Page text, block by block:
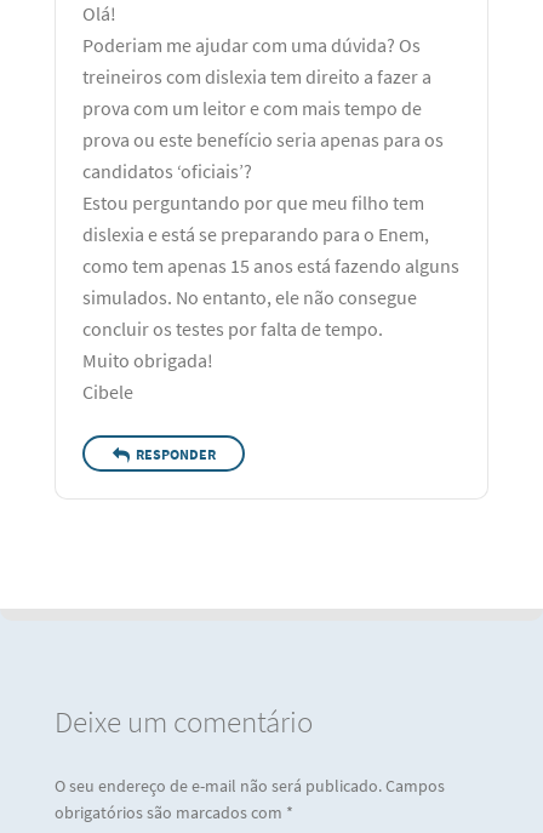
Olá!
Poderiam me ajudar com uma dúvida? Os
treineiros com dislexia tem direito a fazer a
prova com um leitor e com mais tempo de
prova ou este benefício seria apenas para os
candidatos ‘oficiais’?
Estou perguntando por que meu filho tem
dislexia e está se preparando para o Enem,
como tem apenas 15 anos está fazendo alguns
simulados. No entanto, ele não consegue
concluir os testes por falta de tempo.
Muito obrigada!
Cibele
RESPONDER
Deixe um comentário
O seu endereço de e-mail não será publicado.Campos
obrigatórios são marcados com *